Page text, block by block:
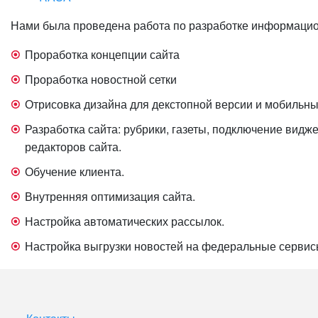
Нами была проведена работа по разработке
Проработка концепции сайта
Проработка новостной сетки
Отрисовка дизайна для декстопной версии и
Разработка сайта: рубрики, газеты, подключение
редакторов сайта.
Обучение клиента.
Внутренняя оптимизация сайта.
Настройка автоматических рассылок.
Настройка выгрузки новостей на федеральные